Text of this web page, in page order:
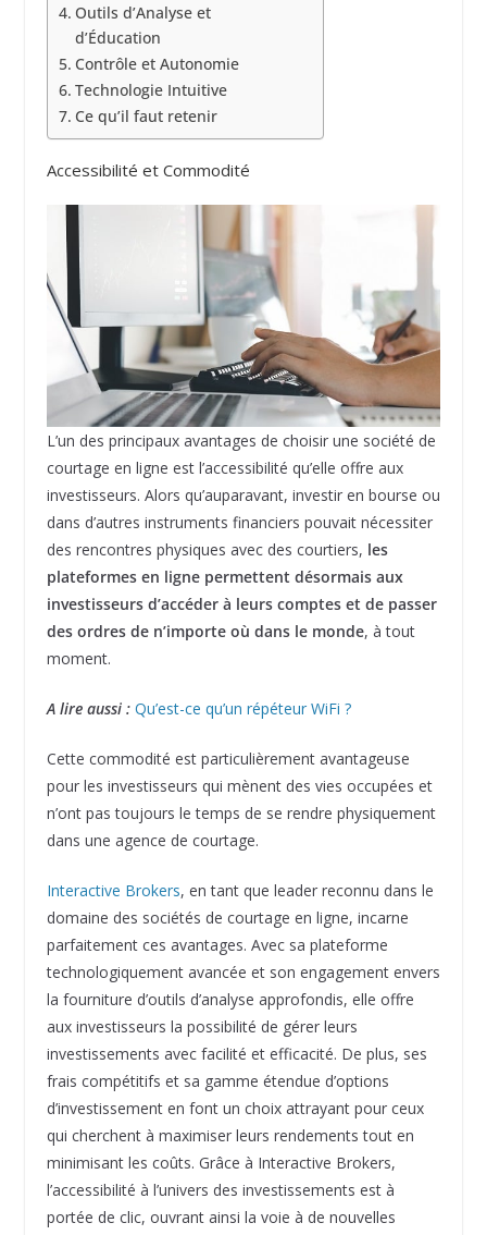
Outils d’Analyse et
d’Éducation
Contrôle et Autonomie
Technologie Intuitive
Ce qu’il faut retenir
Accessibilité et Commodité
L’un des principaux avantages de choisir une société de
courtage en ligne est l’accessibilité qu’elle offre aux
investisseurs. Alors qu’auparavant, investir en bourse ou
dans d’autres instruments financiers pouvait nécessiter
des rencontres physiques avec des courtiers, les
plateformes en ligne permettent désormais aux
investisseurs d’accéder à leurs comptes et de passer
des ordres de n’importe où dans le monde, à tout
moment.
A lire aussi : Qu’est-ce qu’un répéteur WiFi ?
Cette commodité est particulièrement avantageuse
pour les investisseurs qui mènent des vies occupées et
n’ont pas toujours le temps de se rendre physiquement
dans une agence de courtage.
Interactive Brokers, en tant que leader reconnu dans le
domaine des sociétés de courtage en ligne, incarne
parfaitement ces avantages. Avec sa plateforme
technologiquement avancée et son engagement envers
la fourniture d’outils d’analyse approfondis, elle offre
aux investisseurs la possibilité de gérer leurs
investissements avec facilité et efficacité. De plus, ses
frais compétitifs et sa gamme étendue d’options
d’investissement en font un choix attrayant pour ceux
qui cherchent à maximiser leurs rendements tout en
minimisant les coûts. Grâce à Interactive Brokers,
l’accessibilité à l’univers des investissements est à
portée de clic, ouvrant ainsi la voie à de nouvelles